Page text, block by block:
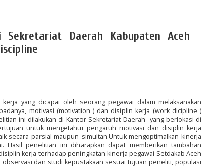
Sekretariat Daerah Kabupaten Aceh
yang dicapai oleh seorang pegawai dalam melaksanakan
motivasi (motivation ) dan disiplin kerja (work dicipline )
ini dilakukan di Kantor Sekretariat Daerah yang berlokasi di
untuk mengetahui pengaruh motivasi dan disiplin kerja
secara parsial maupun simultan.Untuk mengoptimalkan kinerja
Hasil penelitian ini diharapkan dapat memberikan tambahan
kerja terhadap peningkatan kinerja pegawai Setdakab Aceh
dan studi kepustakaan sesuai tujuan peneliti, populasi